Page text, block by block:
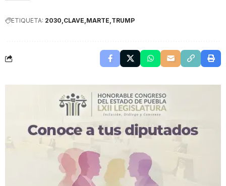
ETIQUETA: 2030 CLAVE MARTE TRUMP